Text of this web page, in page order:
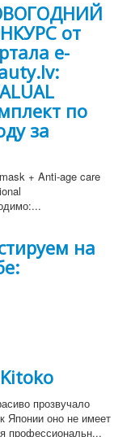
от
e-
по
за
+ Anti-age care
на
прозвучало
Японии оно не имеет
профессиональн...